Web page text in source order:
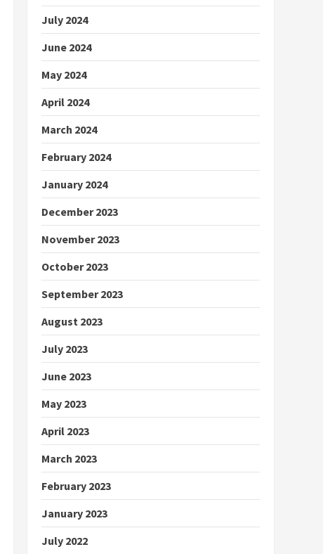
July 2024
June 2024
May 2024
April 2024
March 2024
February 2024
January 2024
December 2023
November 2023
October 2023
September 2023
August 2023
July 2023
June 2023
May 2023
April 2023
March 2023
February 2023
January 2023
July 2022